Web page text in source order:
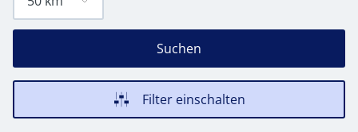
Suchen
Filter einschalten